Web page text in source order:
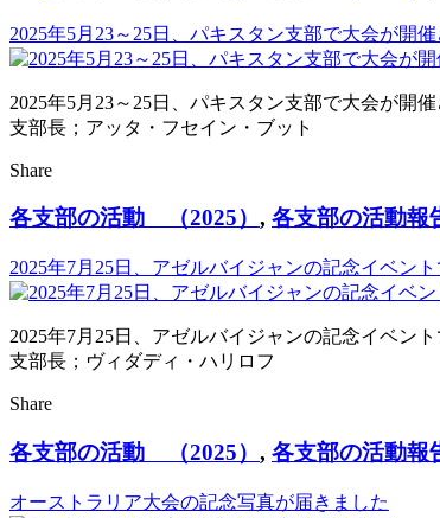
2025年5月23～25日、パキスタン支部で大会が開催
2025年5月23～25日、パキスタン支部で大会が開催
支部長；アッタ・フセイン・ブット
Share
各支部の活動 （2025） , 各支部の活動報
2025年7月25日、アゼルバイジャンの記念イベン
2025年7月25日、アゼルバイジャンの記念イベン
支部長；ヴィダディ・ハリロフ
Share
各支部の活動 （2025） , 各支部の活動報
オーストラリア大会の記念写真が届きました